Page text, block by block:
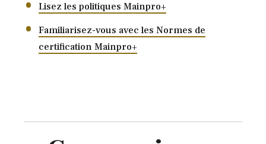
Lisez les politiques Mainpro+
Familiarisez-vous avec les Normes de
certification Mainpro+